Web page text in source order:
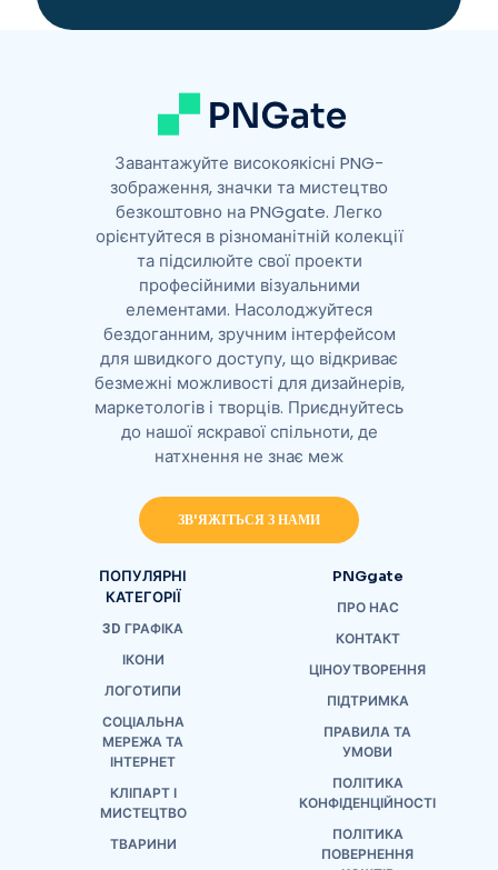
Завантажуйте високоякісні PNG-
зображення, значки та мистецтво
безкоштовно на PNGgate. Легко
орієнтуйтеся в різноманітній колекції
та підсилюйте свої проекти
професійними візуальними
елементами. Насолоджуйтеся
бездоганним, зручним інтерфейсом
для швидкого доступу, що відкриває
безмежні можливості для дизайнерів,
маркетологів і творців. Приєднуйтесь
до нашої яскравої спільноти, де
натхнення не знає меж
ЗВ'ЯЖІТЬСЯ З НАМИ
ПОПУЛЯРНІ
КАТЕГОРІЇ
3D ГРАФІКА
ІКОНИ
ЛОГОТИПИ
СОЦІАЛЬНА
МЕРЕЖА ТА
ІНТЕРНЕТ
КЛІПАРТ І
МИСТЕЦТВО
ТВАРИНИ
PNGgate
ПРО НАС
КОНТАКТ
ЦІНОУТВОРЕННЯ
ПІДТРИМКА
ПРАВИЛА ТА
УМОВИ
ПОЛІТИКА
КОНФІДЕНЦІЙНОСТІ
ПОЛІТИКА
ПОВЕРНЕННЯ